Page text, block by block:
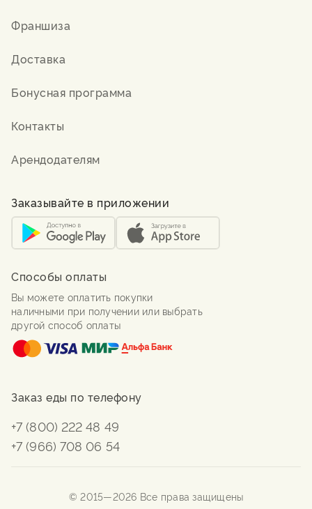
Франшиза
Доставка
Бонусная программа
Контакты
Арендодателям
Заказывайте в приложении
Способы оплаты
Вы можете оплатить покупки
наличными при получении или выбрать
другой способ оплаты
Заказ еды по телефону
+7 (800) 222 48 49
+7 (966) 708 06 54
© 2015—2026 Все права защищены